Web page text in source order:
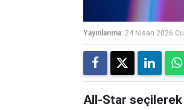
Yayınlanma: 24 Nisan 2026
All-Star seçilerek